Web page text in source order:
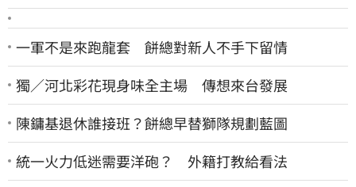
一軍不是來跑龍套 餅總對新人不手下留情
獨／河北彩花現身味全主場 傳想來台發展
陳鏞基退休誰接班？餅總早替獅隊規劃藍圖
統一火力低迷需要洋砲？ 外籍打教給看法